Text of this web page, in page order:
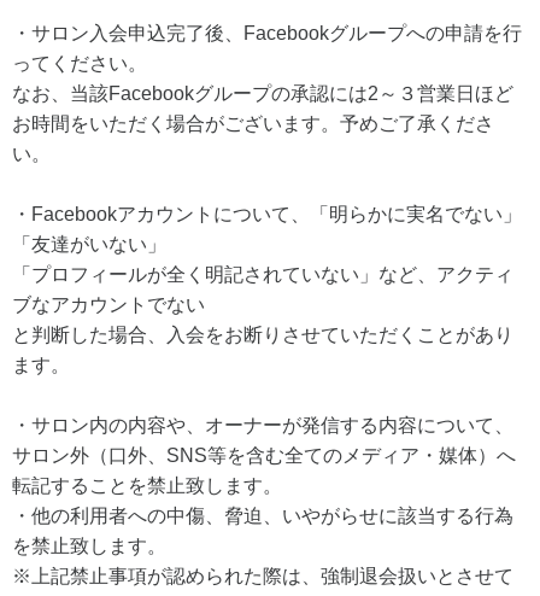
・サロン入会申込完了後、Facebookグループへの申請を行
ってください。
なお、当該Facebookグループの承認には2～３営業日ほど
お時間をいただく場合がございます。予めご了承くださ
い。
・Facebookアカウントについて、「明らかに実名でない」
「友達がいない」
「プロフィールが全く明記されていない」など、アクティ
ブなアカウントでない
と判断した場合、入会をお断りさせていただくことがあり
ます。
・サロン内の内容や、オーナーが発信する内容について、
サロン外（口外、SNS等を含む全てのメディア・媒体）へ
転記することを禁止致します。
・他の利用者への中傷、脅迫、いやがらせに該当する行為
を禁止致します。
※上記禁止事項が認められた際は、強制退会扱いとさせて